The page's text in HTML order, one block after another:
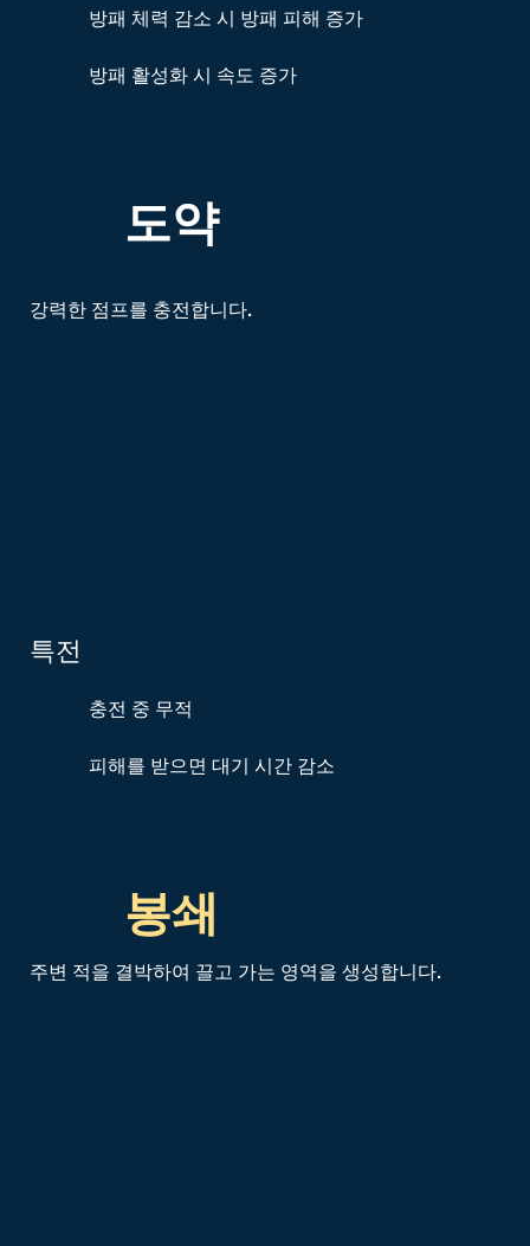
방패 체력 감소 시 방패 피해 증가
방패 활성화 시 속도 증가
도약
강력한 점프를 충전합니다.
특전
충전 중 무적
피해를 받으면 대기 시간 감소
봉쇄
주변 적을 결박하여 끌고 가는 영역을 생성합니다.